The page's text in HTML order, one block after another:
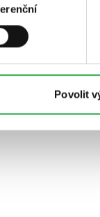
Povolit